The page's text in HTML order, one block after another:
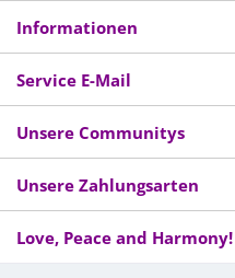
Informationen
Service E-Mail
Unsere Communitys
Unsere Zahlungsarten
Love, Peace and Harmony!